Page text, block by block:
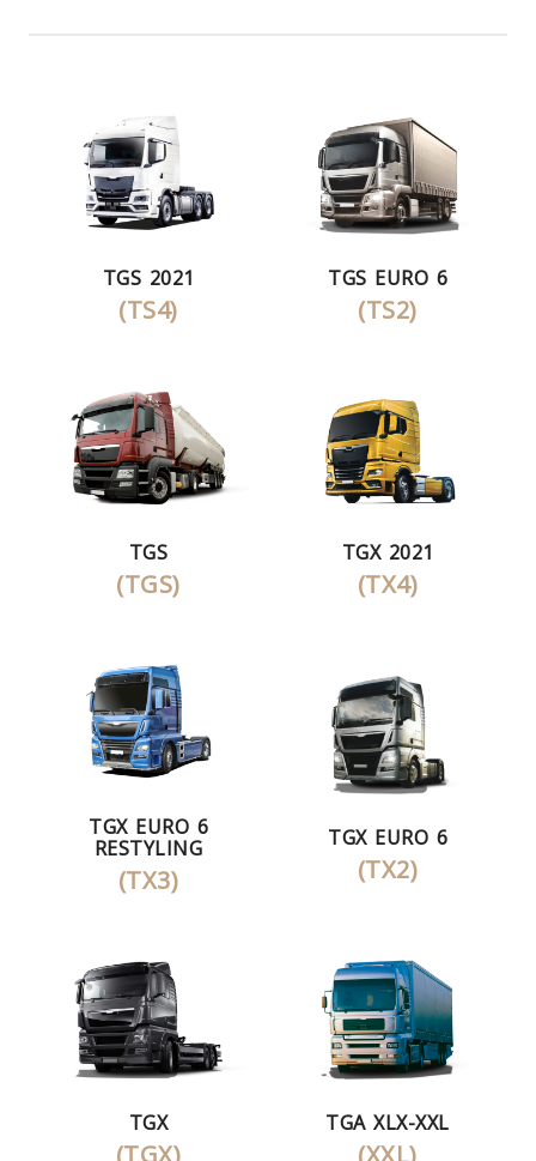
TGS 2021
(TS4)
TGS EURO 6
(TS2)
TGS
(TGS)
TGX 2021
(TX4)
TGX EURO 6
RESTYLING
(TX3)
TGX EURO 6
(TX2)
TGX
(TGX)
TGA XLX-XXL
(XXL)